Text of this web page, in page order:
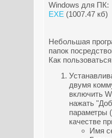
Windows для ПК:
EXE (1007.47 кб)
Небольшая
папок
Как
двумя
включить
нажать
параметры
качестве
Имя